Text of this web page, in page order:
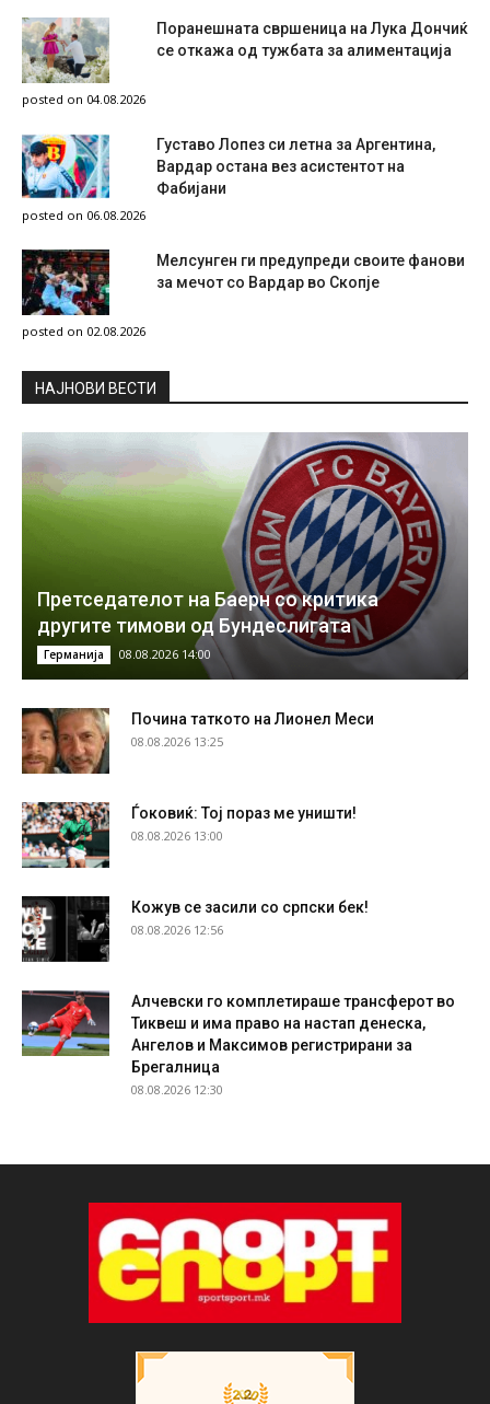
Поранешната свршеница на Лука Дончиќ
се откажа од тужбата за алиментација
posted on 04.08.2026
Густаво Лопез си летна за Аргентина,
Вардар остана вез асистентот на
Фабијани
posted on 06.08.2026
Мелсунген ги предупреди своите фанови
за мечот со Вардар во Скопје
posted on 02.08.2026
НAЈНОВИ ВЕСТИ
Претседателот на Баерн со критика
другите тимови од Бундеслигата
Германија 08.08.2026 14:00
Почина таткото на Лионел Меси
08.08.2026 13:25
Ѓоковиќ: Тој пораз ме уништи!
08.08.2026 13:00
Кожув се засили со српски бек!
08.08.2026 12:56
Алчевски го комплетираше трансферот во
Тиквеш и има право на настап денеска,
Ангелов и Максимов регистрирани за
Брегалница
08.08.2026 12:30